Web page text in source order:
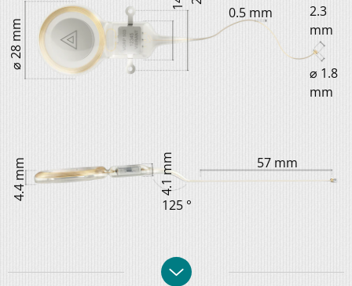
⌀ 28 mm
0.5 mm
⌀ 1.8
mm
2.3
mm
4.4 mm 4.1 mm
125 °
57 mm